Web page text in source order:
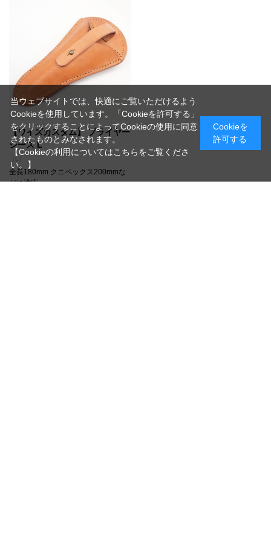
【ワイズカスタム】 プライヤー
シース L
全長180mm クニペックス200mmな
どに適応
当ウェブサイトでは、快適にご覧いただけるよう
Cookieを使用しています。「Cookieを許可する」
をクリックすることによってCookieの使用に同意
されたものとみなされます。
【Cookieの利用についてはこちらをご覧くださ
い。】
Cookieを
許可する